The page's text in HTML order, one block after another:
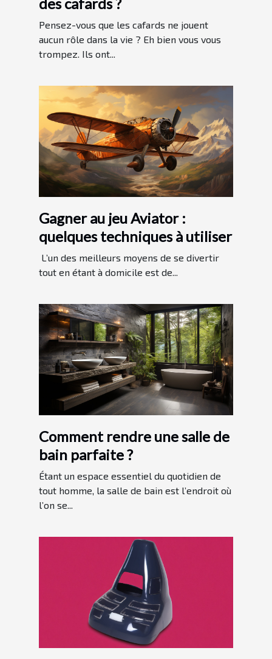
des cafards ?
Pensez-vous que les cafards ne jouent
aucun rôle dans la vie ? Eh bien vous vous
trompez. Ils ont...
Gagner au jeu Aviator :
quelques techniques à utiliser
L’un des meilleurs moyens de se divertir
tout en étant à domicile est de...
Comment rendre une salle de
bain parfaite ?
Étant un espace essentiel du quotidien de
tout homme, la salle de bain est l’endroit où
l’on se...